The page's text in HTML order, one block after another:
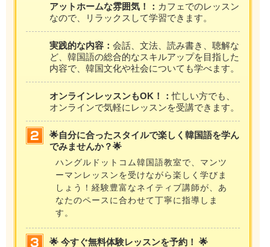
アットホームな雰囲気！： カフェでのレッスン
なので、リラックスして学習できます。
実践的な内容： 会話、文法、読み書き、聴解な
ど、韓国語の総合的なスキルアップを目指した
内容で、韓国文化や社会についても学べます。
オンラインレッスンもOK！：忙しい方でも、
オンラインで気軽にレッスンを受講できます。
🌟自分に合ったスタイルで楽しく韓国語を学ん
でみませんか？🌟
ハングルドットコム韓国語教室で、マンツ
ーマンレッスンを受けながら楽しく学びま
しょう！経験豊富なネイティブ講師が、あ
なたのペースに合わせて丁寧に指導しま
す。
🌟 今すぐ無料体験レッスンを予約！ 🌟